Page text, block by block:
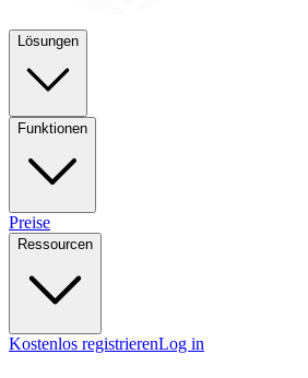
Lösungen
Funktionen
Preise
Ressourcen
Kostenlos registrierenLog in